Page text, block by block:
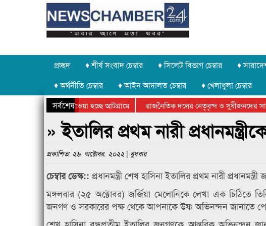
প্রচ্ছদ ♦ শীর্ষ সংবাদ চেম্বার ♦ সিলেট বিভাগ চেম্বার ♦
♦ অর্থনীতি চেম্বার
♦ আইন আদালত চেম্বার ♦ খেলাধুলা চেম্বার
সর্বশেষ
চুরি করে নিয়ে যাওয়া হচ্ছে আটগ্রামে রাজনৈতিক দলের নেতৃবৃন্দ ও সুধীজনদের
ক্রীড়া প্রতিযোগিতার পুরস্কার বিতরণ সম্পন্ন
সিলেটে বাংলাদেশ গ্রুপ থিয়েটার
» ইতালির প্রথম নারী
প্রকাশিত: ২৬. অক্টোবর. ২০২২ | বুধবার
চেম্বার ডেস্ক:: প্রধানমন্ত্রী শেখ হাসিনা ইতালির প্রথম নারী
মঙ্গলবার (২৫ অক্টোবর) জর্জিয়া মেলোনিকে লেখা এক চিঠিতে
জনগণ ও সরকারের পক্ষ থেকে আপনাকে উষ্ণ অভিনন্দন জানাতে